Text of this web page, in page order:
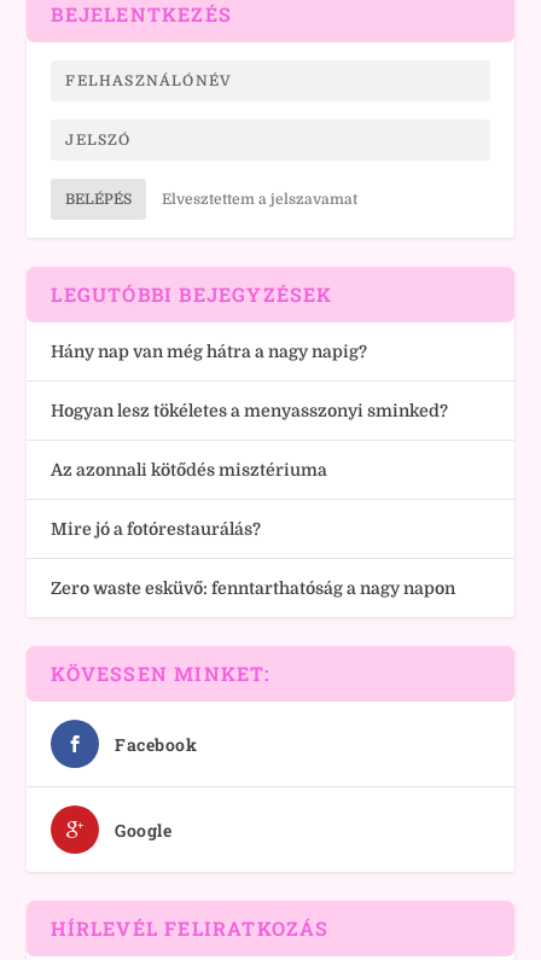
BEJELENTKEZÉS
BELÉPÉS Elvesztettem a jelszavamat
LEGUTÓBBI BEJEGYZÉSEK
Hány nap van még hátra a nagy napig?
Hogyan lesz tökéletes a menyasszonyi sminked?
Az azonnali kötődés misztériuma
Mire jó a fotórestaurálás?
Zero waste esküvő: fenntarthatóság a nagy napon
KÖVESSEN MINKET:
Facebook
Google
HÍRLEVÉL FELIRATKOZÁS